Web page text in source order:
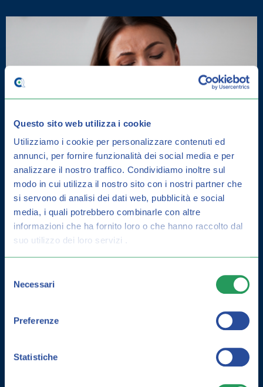
Questo sito web utilizza i cookie
Utilizziamo i cookie per personalizzare contenuti ed
annunci, per fornire funzionalità dei social media e per
analizzare il nostro traffico. Condividiamo inoltre sul
modo in cui utilizza il nostro sito con i nostri partner che
si servono di analisi dei dati web, pubblicità e social
media, i quali potrebbero combinarle con altre
informazioni che ha fornito loro o che hanno raccolto dal
suo utilizzo dei loro servizi .
delNecessari
Preferenze
Statistiche
DERMATITE SEBORROICA: COME